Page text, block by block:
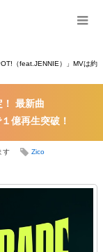
（feat.JENNIE）」MVは約
最新曲
億再生突破！
す Zico